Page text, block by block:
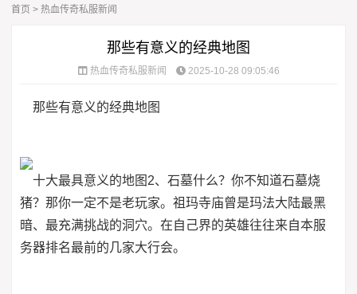
首页 > 热血传奇私服新闻
那些有意义的经典地图
热血传奇私服新闻 2025-10-28 09:05:46
那些有意义的经典地图
十大最具意义的地图2、石墓什么？你不知道石墓烧
猪？那你一定不是老玩家。祖玛寺庙曾是玛法大陆最黑
暗、最充满挑战的洞穴。在自己界的英雄往往来自本服
务器排名最前的几家大行会。